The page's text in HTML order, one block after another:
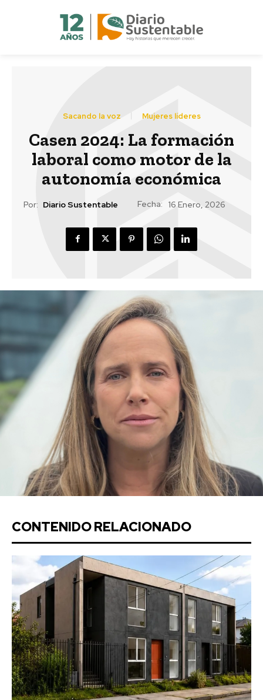
Sacando la voz Mujeres líderes
Casen 2024: La formación
laboral como motor de la
autonomía económica
Por: Diario Sustentable Fecha: 16 Enero, 2026
CONTENIDO RELACIONADO